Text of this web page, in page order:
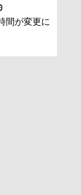
間が変更に